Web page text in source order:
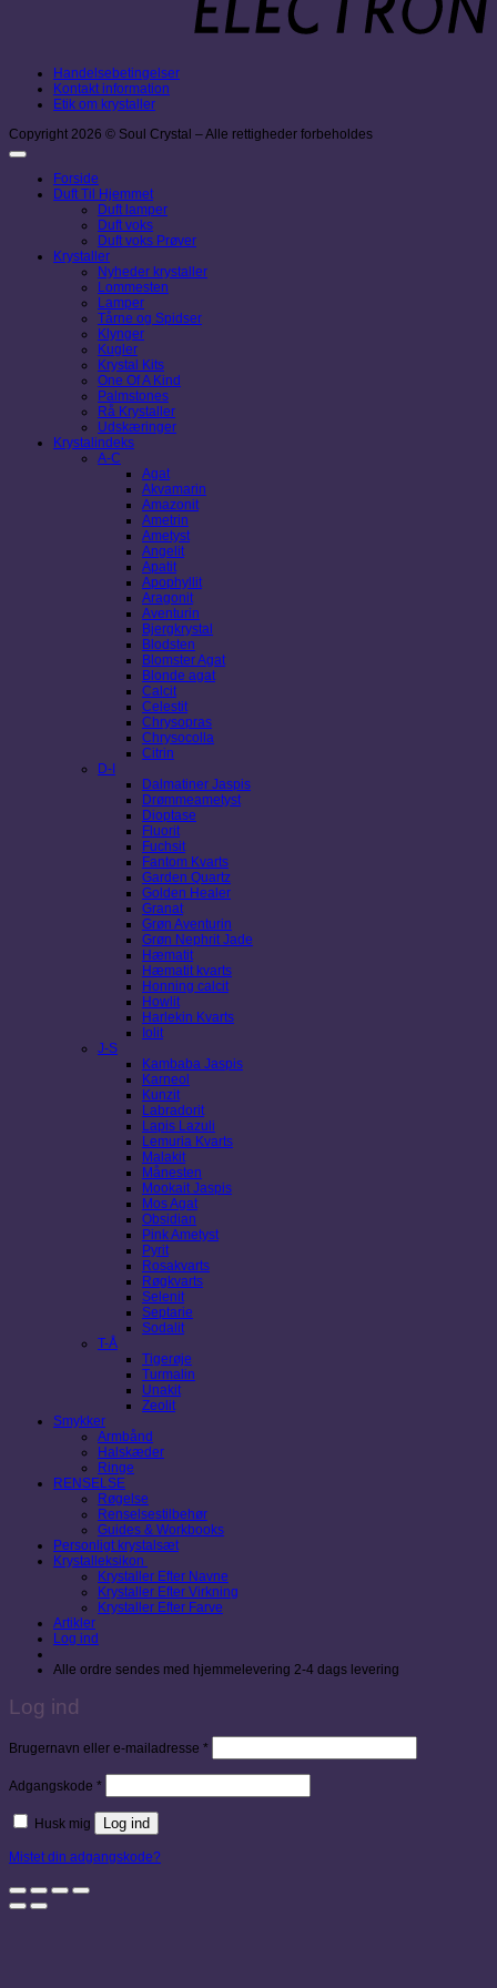
Handelsebetingelser
Kontakt information
Etik om krystaller
Copyright 2026 © Soul Crystal – Alle rettigheder forbeholdes
Forside
Duft Til Hjemmet
Duft lamper
Duft voks
Duft voks Prøver
Krystaller
Nyheder krystaller
Lommesten
Lamper
Tårne og Spidser
Klynger
Kugler
Krystal Kits
One Of A Kind
Palmstones
Rå Krystaller
Udskæringer
Krystalindeks
A-C
Agat
Akvamarin
Amazonit
Ametrin
Ametyst
Angelit
Apatit
Apophyllit
Aragonit
Aventurin
Bjergkrystal
Blodsten
Blomster Agat
Blonde agat
Calcit
Celestit
Chrysopras
Chrysocolla
Citrin
D-I
Dalmatiner Jaspis
Drømmeametyst
Dioptase
Fluorit
Fuchsit
Fantom Kvarts
Garden Quartz
Golden Healer
Granat
Grøn Aventurin
Grøn Nephrit Jade
Hæmatit
Hæmatit kvarts
Honning calcit
Howlit
Harlekin Kvarts
Iolit
J-S
Kambaba Jaspis
Karneol
Kunzit
Labradorit
Lapis Lazuli
Lemuria Kvarts
Malakit
Månesten
Mookait Jaspis
Mos Agat
Obsidian
Pink Ametyst
Pyrit
Rosakvarts
Røgkvarts
Selenit
Septarie
Sodalit
T-Å
Tigerøje
Turmalin
Unakit
Zeolit
Smykker
Armbånd
Halskæder
Ringe
RENSELSE
Røgelse
Renselsestilbehør
Guides & Workbooks
Personligt krystalsæt
Krystalleksikon
Krystaller Efter Navne
Krystaller Efter Virkning
Krystaller Efter Farve
Artikler
Log ind
Alle ordre sendes med hjemmelevering 2-4 dags levering
Log ind
Brugernavn eller e-mailadresse *Påkrævet
Adgangskode *Påkrævet
Husk mig Log ind
Mistet din adgangskode?